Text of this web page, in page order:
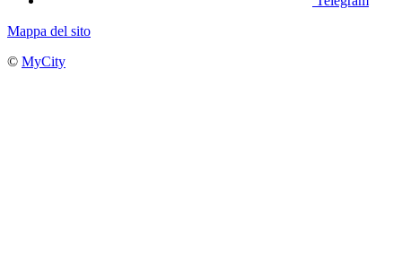
Mappa del sito
© MyCity